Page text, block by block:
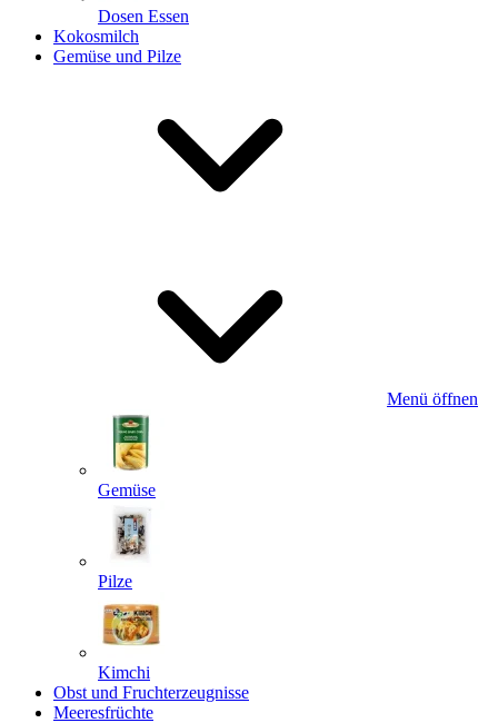
Dosen Essen
Kokosmilch
Gemüse und Pilze
Menü öffnen
Gemüse
Pilze
Kimchi
Obst und Fruchterzeugnisse
Meeresfrüchte